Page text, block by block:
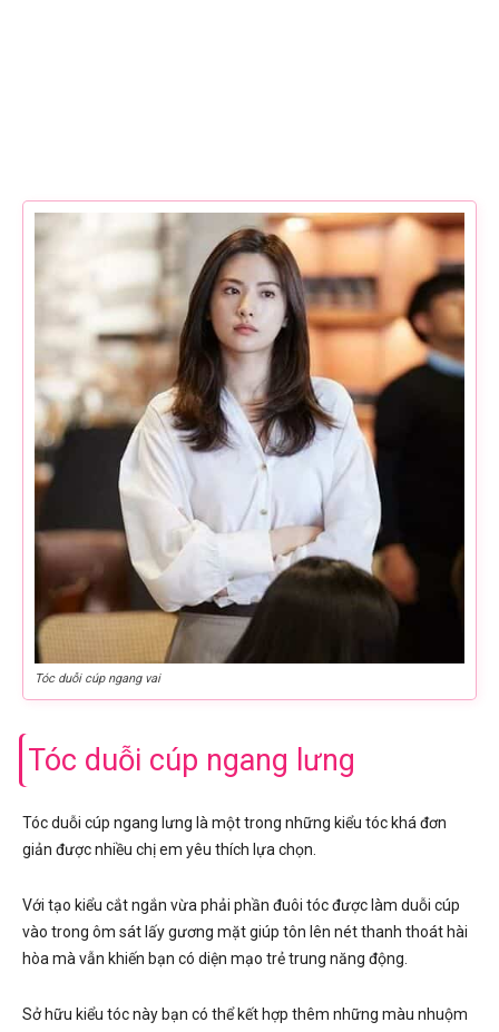
Tóc duỗi cúp ngang vai
Tóc duỗi cúp ngang lưng
Tóc duỗi cúp ngang lưng là một trong những kiểu tóc khá đơn
giản được nhiều chị em yêu thích lựa chọn.
Với tạo kiểu cắt ngắn vừa phải phần đuôi tóc được làm duỗi cúp
vào trong ôm sát lấy gương mặt giúp tôn lên nét thanh thoát hài
hòa mà vẫn khiến bạn có diện mạo trẻ trung năng động.
Sở hữu kiểu tóc này bạn có thể kết hợp thêm những màu nhuộm